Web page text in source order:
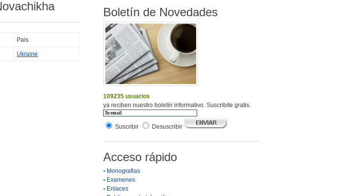
Pais
Ukraine
Boletín de Novedades
109235 usuarios
ya reciben nuestro boletín informativo. Suscribite gratis.
Suscribir Desuscribir
Acceso rápido
• Monografias
• Examenes
• Enlaces